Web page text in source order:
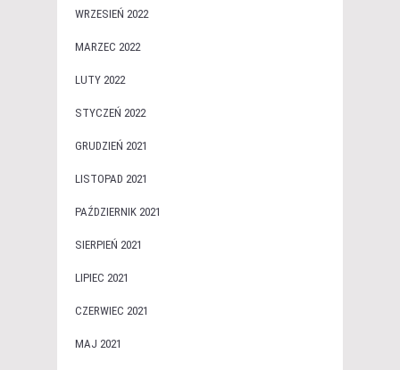
WRZESIEŃ 2022
MARZEC 2022
LUTY 2022
STYCZEŃ 2022
GRUDZIEŃ 2021
LISTOPAD 2021
PAŹDZIERNIK 2021
SIERPIEŃ 2021
LIPIEC 2021
CZERWIEC 2021
MAJ 2021